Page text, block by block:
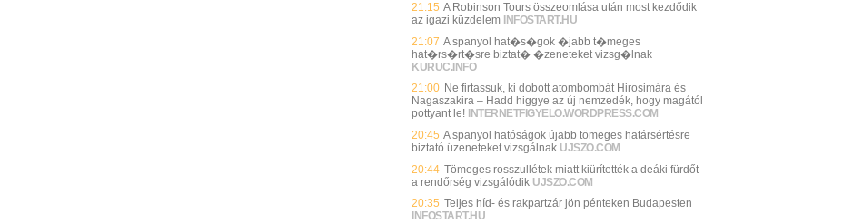
21:15 A Robinson Tours összeomlása után most kezdődik
az igazi küzdelem INFOSTART.HU
21:07 A spanyol hat�s�gok �jabb t�meges
hat�rs�rt�sre biztat� �zeneteket vizsg�lnak
KURUC.INFO
21:00 Ne firtassuk, ki dobott atombombát Hirosimára és
Nagaszakira – Hadd higgye az új nemzedék, hogy magától
pottyant le! INTERNETFIGYELO.WORDPRESS.COM
20:45 A spanyol hatóságok újabb tömeges határsértésre
biztató üzeneteket vizsgálnak UJSZO.COM
20:44 Tömeges rosszullétek miatt kiürítették a deáki fürdőt –
a rendőrség vizsgálódik UJSZO.COM
20:35 Teljes híd- és rakpartzár jön pénteken Budapesten
INFOSTART.HU